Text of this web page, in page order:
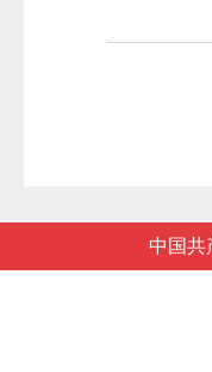
中国共